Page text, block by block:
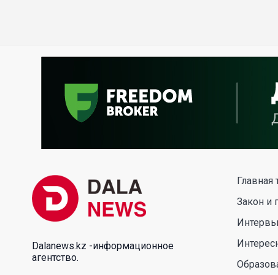
Dalanews.kz -информационное
агентство.
Главная
Закон и